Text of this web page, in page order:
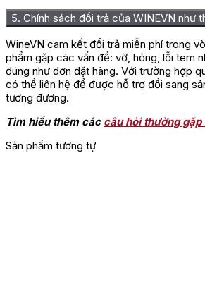
5. Chính sách đổi trả của WINEVN như
WineVN cam kết đổi trả miễn phí trong
phẩm gặp các vấn đề: vỡ, hỏng, lỗi tem
đúng như đơn đặt hàng. Với trường hợp
có thể liên hệ để được hỗ trợ đổi sang
tương đương.
Tìm hiểu thêm các câu hỏi thường
Sản phẩm tương tự